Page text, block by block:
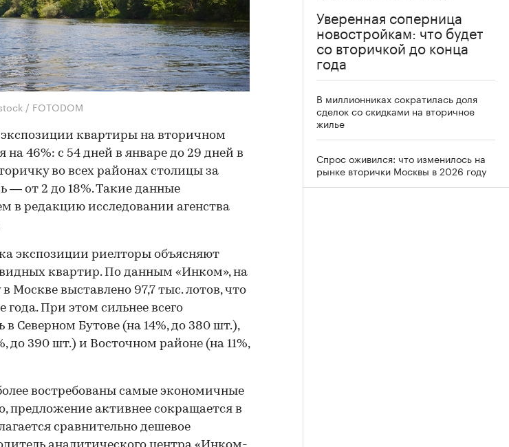
/ FOTODOM
экспозиции квартиры на вторичном
46%: с 54 дней в январе до 29 дней в
во всех районах столицы за
— от 2 до 18%. Такие данные
в редакцию исследовании агенства
экспозиции риелторы объясняют
квартир. По данным «Инком», на
Москве выставлено 97,7 тыс. лотов, что
года. При этом сильнее всего
Северном Бутове (на 14%, до 380 шт.),
до 390 шт.) и Восточном районе (на 11%,
востребованы самые экономичные
предложение активнее сокращается в
сравнительно дешевое
Уверенная соперница
новостройкам: что будет
со вторичкой до конца
года
В миллионниках сократилась доля
сделок со скидками на вторичное
жилье
Спрос оживился: что изменилось на
рынке вторички Москвы в 2026 году